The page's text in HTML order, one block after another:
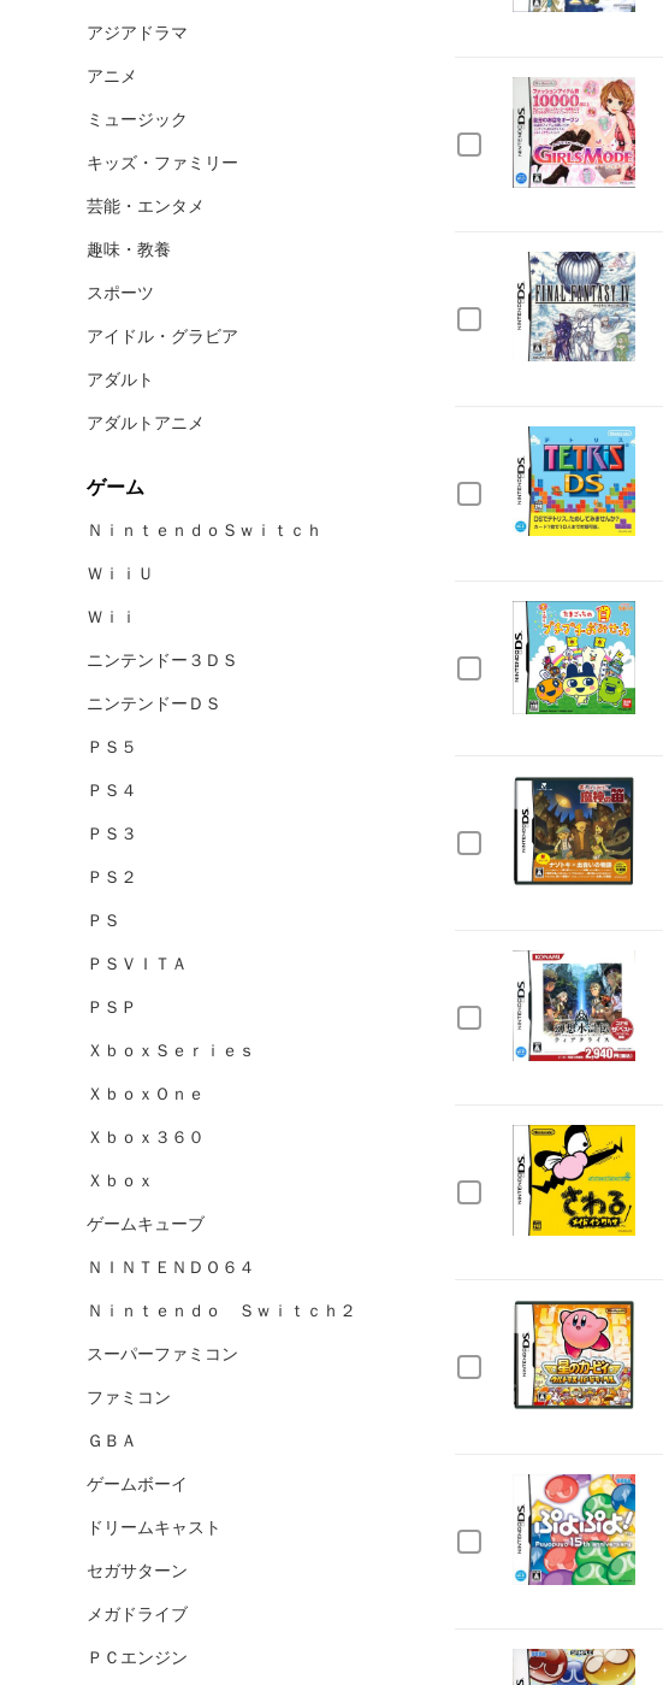
アジアドラマ
アニメ
ミュージック
キッズ・ファミリー
芸能・エンタメ
趣味・教養
スポーツ
アイドル・グラビア
アダルト
アダルトアニメ
ゲーム
ＮｉｎｔｅｎｄｏＳｗｉｔｃｈ
ＷｉｉＵ
Ｗｉｉ
ニンテンドー３ＤＳ
ニンテンドーＤＳ
ＰＳ５
ＰＳ４
ＰＳ３
ＰＳ２
ＰＳ
ＰＳＶＩＴＡ
ＰＳＰ
ＸｂｏｘＳｅｒｉｅｓ
ＸｂｏｘＯｎｅ
Ｘｂｏｘ３６０
Ｘｂｏｘ
ゲームキューブ
ＮＩＮＴＥＮＤＯ６４
Ｎｉｎｔｅｎｄｏ Ｓｗｉｔｃｈ２
スーパーファミコン
ファミコン
ＧＢＡ
ゲームボーイ
ドリームキャスト
セガサターン
メガドライブ
ＰＣエンジン